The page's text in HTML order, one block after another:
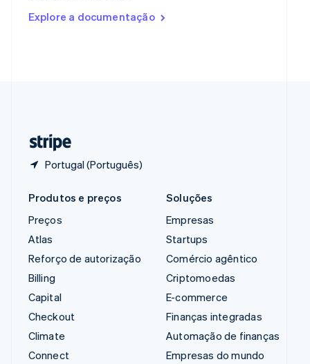
Explore a documentação
Portugal (Português)
English
Produtos e preços
Preços
Atlas
Reforço de autorização
Billing
Capital
Checkout
Climate
Connect
Soluções
Empresas
Startups
Comércio agêntico
Criptomoedas
E-commerce
Finanças integradas
Automação de finanças
Empresas do mundo